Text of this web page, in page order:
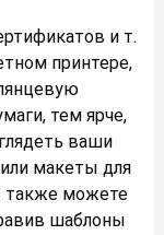
и т.
принтере,
тем ярче,
ваши
макеты для
также можете
шаблоны